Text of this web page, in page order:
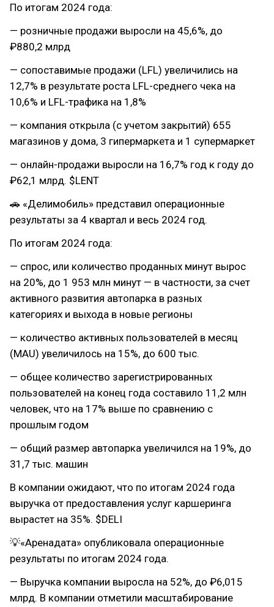
По итогам 2024 года:
— розничные продажи выросли на 45,6%, до
₽880,2 млрд
— сопоставимые продажи (LFL) увеличились на
12,7% в результате роста LFL-среднего чека на
10,6% и LFL-трафика на 1,8%
— компания открыла (с учетом закрытий) 655
магазинов у дома, 3 гипермаркета и 1 супермаркет
— онлайн-продажи выросли на 16,7% год к году до
₽62,1 млрд. $LENT
🚗 «Делимобиль» представил операционные
результаты за 4 квартал и весь 2024 год.
По итогам 2024 года:
— спрос, или количество проданных минут вырос
на 20%, до 1 953 млн минут — в частности, за счет
активного развития автопарка в разных
категориях и выхода в новые регионы
— количество активных пользователей в месяц
(MAU) увеличилось на 15%, до 600 тыс.
— общее количество зарегистрированных
пользователей на конец года составило 11,2 млн
человек, что на 17% выше по сравнению с
прошлым годом
— общий размер автопарка увеличился на 19%, до
31,7 тыс. машин
В компании ожидают, что по итогам 2024 года
выручка от предоставления услуг каршеринга
вырастет на 35%. $DELI
💡«Аренадата» опубликовала операционные
результаты по итогам 2024 года.
— Выручка компании выросла на 52%, до ₽6,015
млрд. В компании отметили масштабирование